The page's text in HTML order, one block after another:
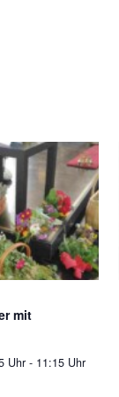
mit
Uhr - 11:15 Uhr